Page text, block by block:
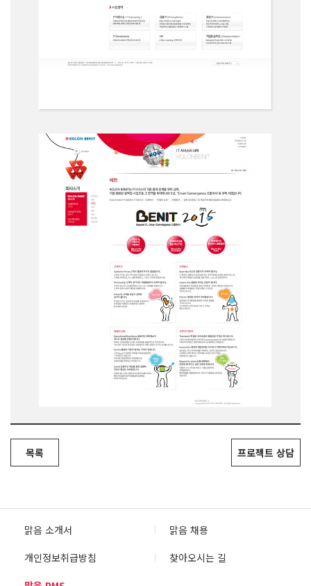
목록 프로젝트 상담
맑음 소개서
맑음 채용
개인정보취급방침
찾아오시는 길